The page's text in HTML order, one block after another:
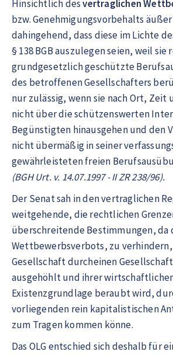
Hinsichtlich desvertraglichen
bzw. Genehmigungsvorbehalts
dahingehend, dass diese im Lichte
§ 138 BGB auszulegen seien, weil
grundgesetzlich geschützte
des betroffenen Gesellschafters
nur zulässig, wenn sie nach Ort, Zeit
nicht über die schützenswerten
Begünstigten hinausgehen und den
nicht übermäßig in seiner
gewährleisteten freien
(BGH Urt. v. 14.07.1997 - II ZR 238/96).
Der Senat sah in den vertraglichen
weitgehende, die rechtlichen
überschreitende Bestimmungen, da
Wettbewerbsverbots, zu verhindern,
Gesellschaft durcheinen
ausgehöhlt und ihrer
Existenzgrundlage beraubt wird,
vorliegenden rein kapitalistischen
zum Tragen kommen könne.
Das OLG entschied sich deshalb für